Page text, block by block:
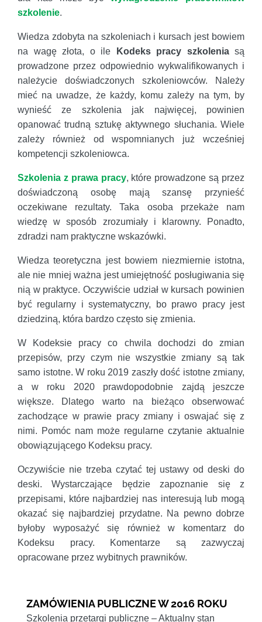
szkolenie.
Wiedza zdobyta na szkoleniach i kursach jest bowiem
na wagę złota, o ile
Kodeks pracy szkoleniasą
prowadzone przez odpowiednio wykwalifikowanych i
należycie doświadczonych szkoleniowców. Należy
mieć na uwadze, że każdy, komu zależy na tym, by
wynieść ze szkolenia jak najwięcej, powinien
opanować trudną sztukę aktywnego słuchania. Wiele
zależy również od wspomnianych już wcześniej
kompetencji szkoleniowca.
Szkolenia z prawa pracy, które prowadzone są przez
doświadczoną osobę mają szansę przynieść
oczekiwane rezultaty. Taka osoba przekaże nam
wiedzę w sposób zrozumiały i klarowny. Ponadto,
zdradzi nam praktyczne wskazówki.
Wiedza teoretyczna jest bowiem niezmiernie istotna,
ale nie mniej ważna jest umiejętność posługiwania się
nią w praktyce. Oczywiście udział w kursach powinien
być regularny i systematyczny, bo prawo pracy jest
dziedziną, która bardzo często się zmienia.
W Kodeksie pracy co chwila dochodzi do zmian
przepisów, przy czym nie wszystkie zmiany są tak
samo istotne. W roku 2019 zaszły dość istotne zmiany,
a w roku 2020 prawdopodobnie zajdą jeszcze
większe. Dlatego warto na bieżąco obserwować
zachodzące w prawie pracy zmiany i oswajać się z
nimi. Pomóc nam może regularne czytanie aktualnie
obowiązującego Kodeksu pracy.
Oczywiście nie trzeba czytać tej ustawy od deski do
deski. Wystarczające będzie zapoznanie się z
przepisami, które najbardziej nas interesują lub mogą
okazać się najbardziej przydatne. Na pewno dobrze
byłoby wyposażyć się również w komentarz do
Kodeksu pracy. Komentarze są zazwyczaj
opracowane przez wybitnych prawników.
ZAMÓWIENIA PUBLICZNE W 2016 ROKU
Szkolenia przetargi publiczne – Aktualny stan